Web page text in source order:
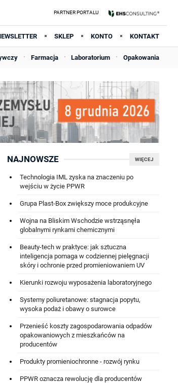
SKLEP KONTO KONTAKT
Farmacja Laboratorium Opakowania
WIĘCEJ
NAJNOWSZE
Technologia IML zyska na znaczeniu po
wejściu w życie PPWR
Grupa Plast-Box zwiększy moce produkcyjne
Wojna na Bliskim Wschodzie wstrząsnęła
globalnymi rynkami chemicznymi
Beauty-tech w praktyce: jak sztuczna
inteligencja pomaga w codziennej pielęgnacji
skóry i ochronie przed promieniowaniem UV
Kierunki rozwoju wyposażenia laboratoryjnego
Systemy poliuretanowe: stagnacja popytu,
wysoka podaż i obawy o surowce
Przenieść koszty zagospodarowania odpadów
opakowaniowych z mieszkańców na
producentów
Produkty promieniochronne - rozwój rynku
PPWR oznacza rewolucję dla producentów